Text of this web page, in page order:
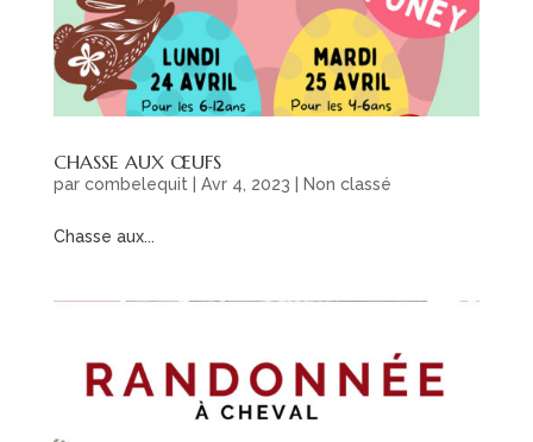
CHASSE AUX ŒUFS
par combelequit Avr 4, 2023 Non classé
Chasse aux...